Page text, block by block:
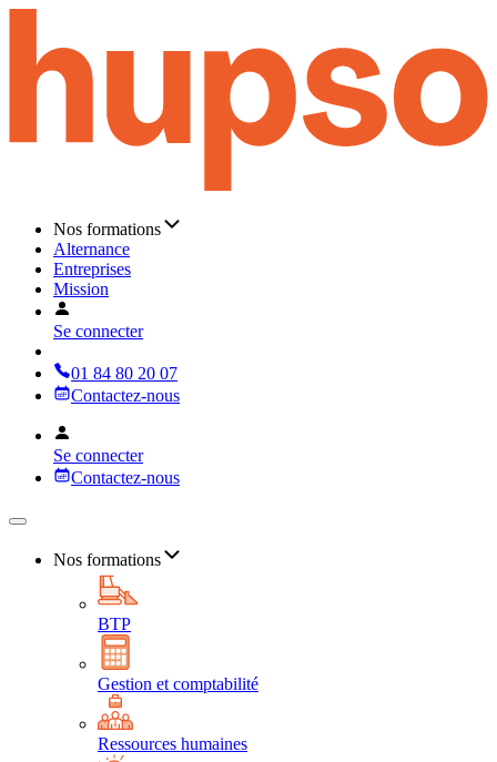
Nos formations
Alternance
Entreprises
Mission
Se connecter
01 84 80 20 07
Contactez-nous
Se connecter
Contactez-nous
Nos formations
BTP
Gestion et comptabilité
Ressources humaines